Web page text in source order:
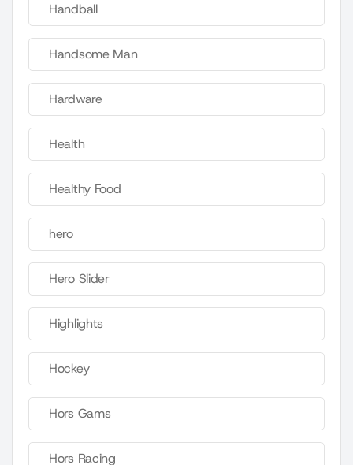
Handball
Handsome Man
Hardware
Health
Healthy Food
hero
Hero Slider
Highlights
Hockey
Hors Gams
Hors Racing